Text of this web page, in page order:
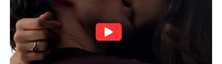
Velika pravda za Ribe dolazi kroz sudbinski preokret koji
menja tok života. Ne postepeno. Ne polako. Već iznenada.